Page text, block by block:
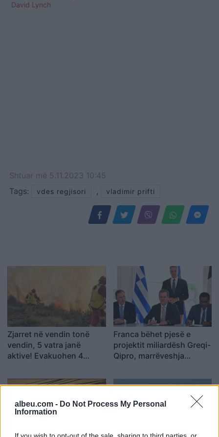
albeu.com - Do Not Process My Personal
Information
If you wish to opt-out of the sale, sharing to third parties, or
David Lynch
Shtuar më 5.11.2023 10:45
Tags:
vdes regjisori , vladimir prifti
Zjarret në vendin tonë
vendin, 5 vatra janë
aktive! Evakuohen 4
si paraqitet situata në
zonat e tjera
Franca bëhet pjesë e
projektit miliardësh Greqi-
Qipro, marrëveshja
energjetike të Mesdheut